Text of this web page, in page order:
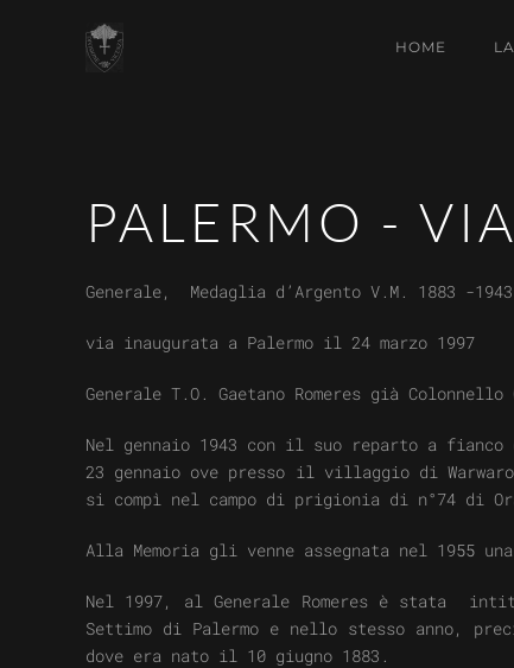
HOME
PALERMO -
Generale, Medaglia d’Argento V.M. 1883 -1943
via inaugurata a Palermo il 24 marzo 1997
Generale T.O. Gaetano Romeres già
Nel gennaio 1943 con il suo reparto a
23 gennaio ove presso il villaggio di
si compì nel campo di prigionia di n°74 di
Alla Memoria gli venne assegnata nel 1955
Nel 1997, al Generale Romeres è stata
Settimo di Palermo e nello stesso anno,
dove era nato il 10 giugno 1883.